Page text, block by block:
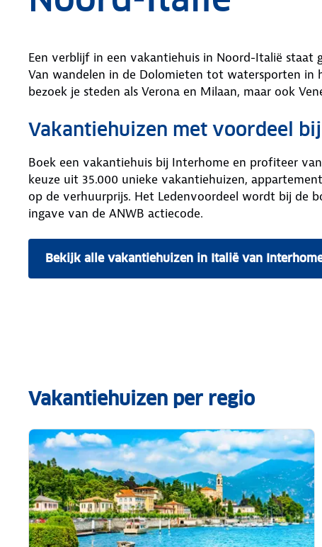
Een verblijf in een vakantiehuis in Noord-Italië
Van wandelen in de Dolomieten tot watersporten in
bezoek je steden als Verona en Milaan, maar ook
Vakantiehuizen met voordeel
Boek een vakantiehuis bij Interhome en profiteer
keuze uit 35.000 unieke vakantiehuizen,
op de verhuurprijs. Het Ledenvoordeel wordt bij de
ingave van de ANWB actiecode.
Bekijk alle vakantiehuizen in Italië van
Vakantiehuizen per regio